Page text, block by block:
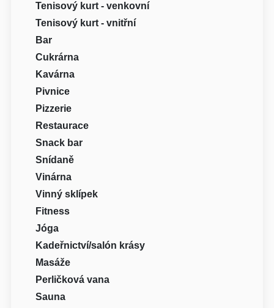
Tenisový kurt - venkovní
Tenisový kurt - vnitřní
Bar
Cukrárna
Kavárna
Pivnice
Pizzerie
Restaurace
Snack bar
Snídaně
Vinárna
Vinný sklípek
Fitness
Jóga
Kadeřnictví/salón krásy
Masáže
Perličková vana
Sauna